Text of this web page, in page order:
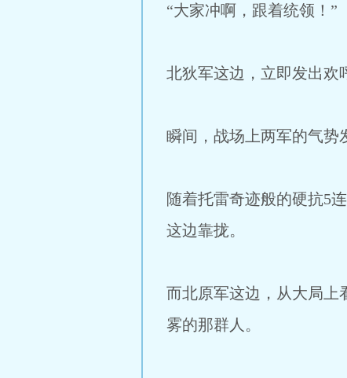
“大家冲啊，跟着统领！”
北狄军这边，立即发出欢
瞬间，战场上两军的气势
随着托雷奇迹般的硬抗5
这边靠拢。
而北原军这边，从大局上
雾的那群人。